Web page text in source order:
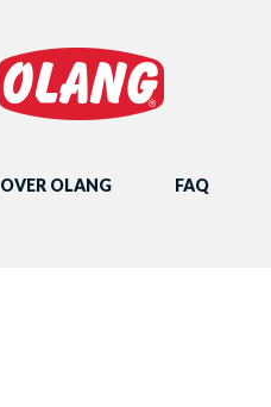
OVER OLANG FAQ